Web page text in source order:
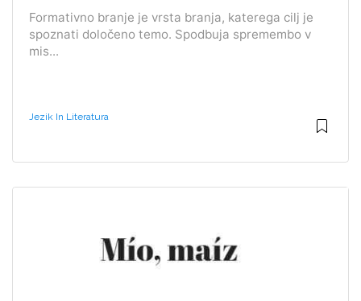
Formativno branje je vrsta branja, katerega cilj je
spoznati določeno temo. Spodbuja spremembo v
mis...
Jezik In Literatura